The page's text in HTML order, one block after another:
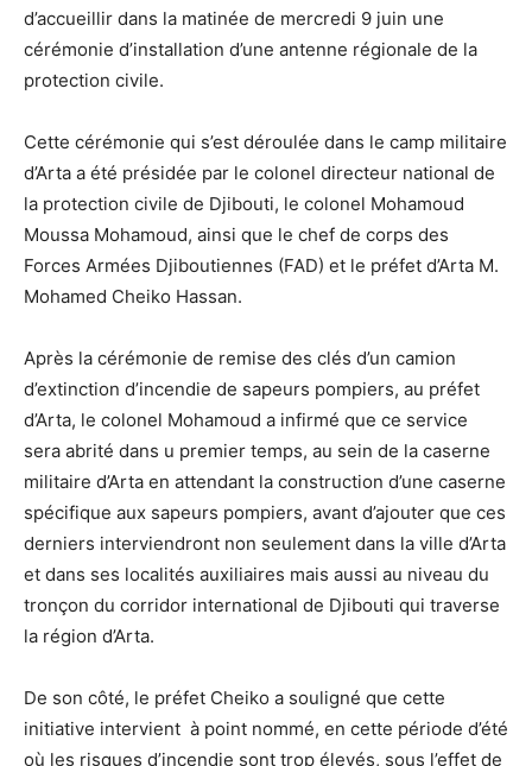
d’accueillir dans la matinée de mercredi 9 juin une
cérémonie d’installation d’une antenne régionale de la
protection civile.
Cette cérémonie qui s’est déroulée dans le camp militaire
d’Arta a été présidée par le colonel directeur national de
la protection civile de Djibouti, le colonel Mohamoud
Moussa Mohamoud, ainsi que le chef de corps des
Forces Armées Djiboutiennes (FAD) et le préfet d’Arta M.
Mohamed Cheiko Hassan.
Après la cérémonie de remise des clés d’un camion
d’extinction d’incendie de sapeurs pompiers, au préfet
d’Arta, le colonel Mohamoud a infirmé que ce service
sera abrité dans u premier temps, au sein de la caserne
militaire d’Arta en attendant la construction d’une caserne
spécifique aux sapeurs pompiers, avant d’ajouter que ces
derniers interviendront non seulement dans la ville d’Arta
et dans ses localités auxiliaires mais aussi au niveau du
tronçon du corridor international de Djibouti qui traverse
la région d’Arta.
De son côté, le préfet Cheiko a souligné que cette
initiative intervient à point nommé, en cette période d’été
où les risques d’incendie sont trop élevés, sous l’effet de